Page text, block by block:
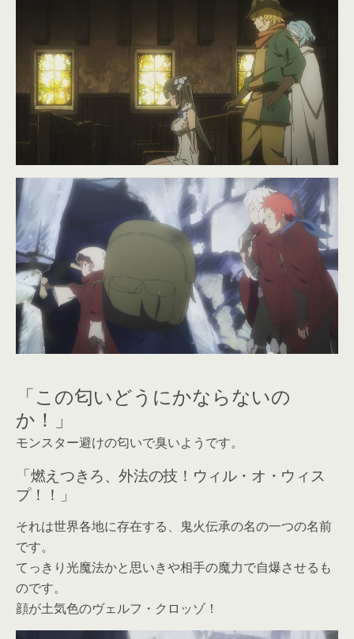
「この匂いどうにかならないの
か！」
モンスター避けの匂いで臭いようです。
「燃えつきろ、外法の技！ウィル・オ・ウィス
プ！！」
それは世界各地に存在する、鬼火伝承の名の一つの名前
です。
てっきり光魔法かと思いきや相手の魔力で自爆させるも
のです。
顔が土気色のヴェルフ・クロッゾ！